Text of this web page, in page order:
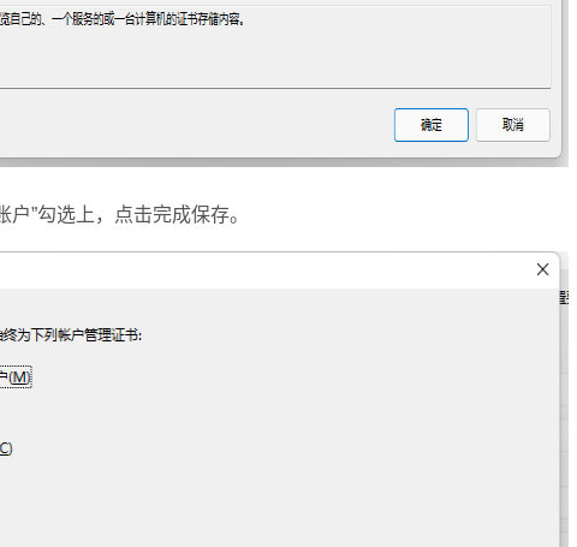
”勾选上，点击完成保存。